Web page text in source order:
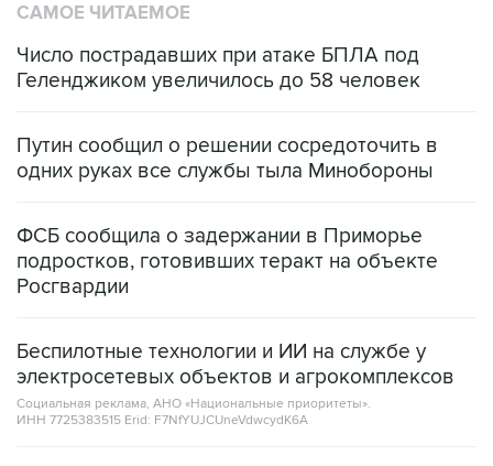
САМОЕ ЧИТАЕМОЕ
Число пострадавших при атаке БПЛА под
Геленджиком увеличилось до 58 человек
Путин сообщил о решении сосредоточить в
одних руках все службы тыла Минобороны
ФСБ сообщила о задержании в Приморье
подростков, готовивших теракт на объекте
Росгвардии
Беспилотные технологии и ИИ на службе у
электросетевых объектов и агрокомплексов
Социальная реклама, АНО «Национальные приоритеты».
ИНН 7725383515 Erid: F7NfYUJCUneVdwcydK6A